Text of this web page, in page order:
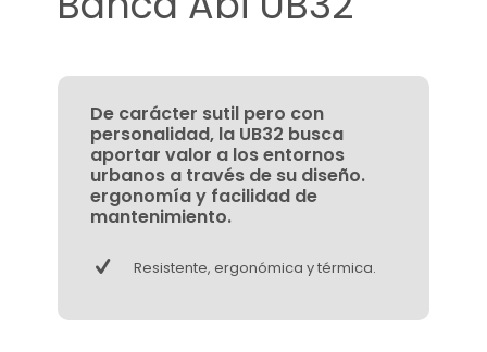
De carácter sutil pero con
personalidad, la UB32 busca
aportar valor a los entornos
urbanos a través de su diseño.
ergonomía y facilidad de
mantenimiento.
Resistente, ergonómica y térmica.